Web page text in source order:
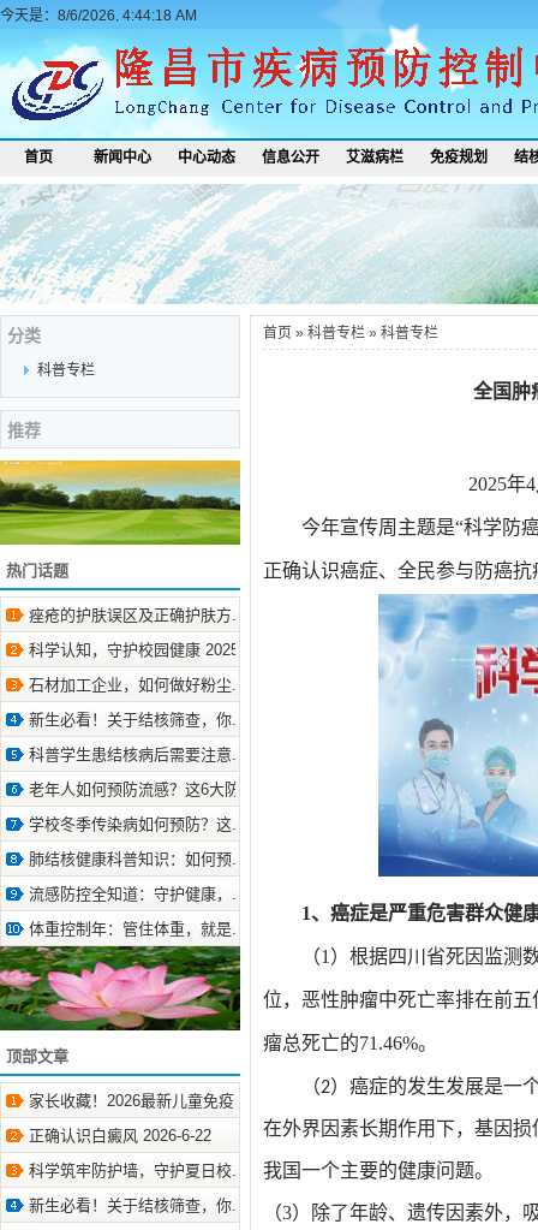
今天是：8/6/2026, 4:44:18 AM
首页 新闻中心 中心动态 信息公开 艾滋病栏 免疫规划 结
分类
科普专栏
推荐
热门话题
痤疮的护肤误区及正确护肤方.. 2025-9-29
科学认知，守护校园健康 2025-9-10
石材加工企业，如何做好粉尘.. 2025-12-15
新生必看！关于结核筛查，你.. 2026-6-11
科普学生患结核病后需要注意.. 2024-10-24
老年人如何预防流感？这6大防.. 2023-9-26
学校冬季传染病如何预防？这.. 2024-10-12
肺结核健康科普知识：如何预.. 2025-9-29
流感防控全知道：守护健康，.. 2025-3-12
体重控制年：管住体重，就是.. 2025-5-15
顶部文章
家长收藏！2026最新儿童免疫.. 2026-7-10
正确认识白癜风 2026-6-22
科学筑牢防护墙，守护夏日校.. 2026-6-22
新生必看！关于结核筛查，你.. 2026-6-11
首页 » 科普专栏 » 科普专栏
全国肿
2025年
今年宣传周主题是“科学防
正确认识癌症、全民参与防癌抗
1、癌症是严重危害群众健
（1）根据四川省死因监测
位，恶性肿瘤中死亡率排在前
瘤总死亡的71.46%。
（2）癌症的发生发展是一
在外界因素长期作用下，基因
我国一个主要的健康问题。
（3）除了年龄、遗传因素外